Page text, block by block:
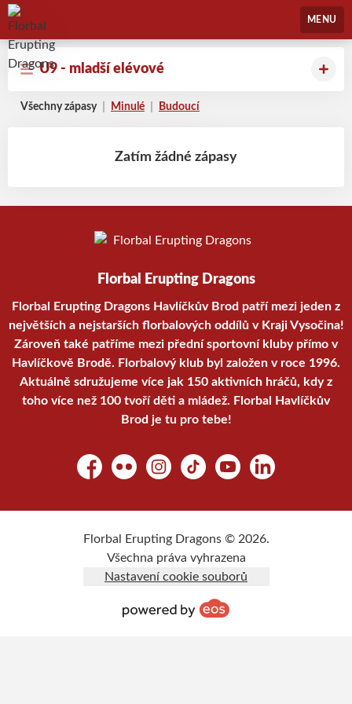
Florbal Erupting Dragons
MENU
U9 - mladší elévové
Všechny zápasy Minulé Budoucí
Zatím žádné zápasy
Florbal Erupting Dragons
Florbal Erupting Dragons Havlíčkův Brod patří mezi jeden z
největších a nejstarších florbalových oddílů v Kraji Vysočina!
Zároveň také patříme mezi přední sportovní kluby přímo v
Havlíčkově Brodě. Florbalový klub byl založen v roce 1996.
Aktuálně sdružujeme více jak 150 aktivních hráčů, kdy z
toho více než 100 tvoří děti a mládež. Florbal Havlíčkův
Brod je tu pro tebe!
FacebookFlickr Instagram
TikTok YouTubeLinkedIn
Florbal Erupting Dragons © 2026.
Všechna práva vyhrazena
Nastavení cookie souborů